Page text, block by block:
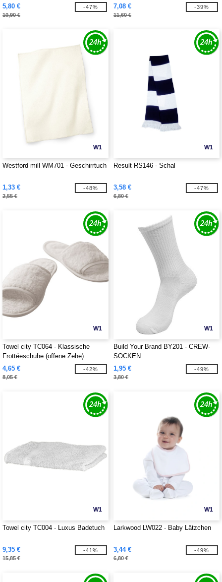
5,80 €
10,90 €
-47% 7,08 €
11,60 €
-39%
W1
Westford mill WM701 - Geschirrtuch
1,33 €
2,55 €
-48%
W1
Result RS146 - Schal
3,58 €
6,80 €
-47%
W1
Towel city TC064 - Klassische
Frottéeschuhe (offene Zehe)
4,65 €
8,05 €
-42%
W1
Build Your Brand BY201 - CREW-
SOCKEN
1,95 €
3,80 €
-49%
W1
Towel city TC004 - Luxus Badetuch
9,35 €
15,85 €
-41%
W1
Larkwood LW022 - Baby Lätzchen
3,44 €
6,80 €
-49%